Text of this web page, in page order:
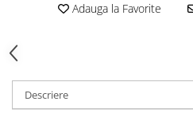
Adauga la Favorite
Descriere